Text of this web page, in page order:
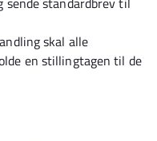
skal alle
en stillingtagen til de